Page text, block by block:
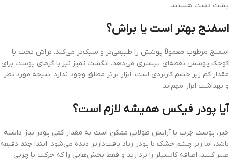
پشت دست هستند.
اسفنج بهتر است یا براش؟
اسفنج مرطوب معمولاً پوشش را طبیعی‌تر و سبک‌تر می‌کند. براش تخت یا
کوچک پوشش نقطه‌ای بیشتری می‌دهد. انگشت تمیز نیز با گرمای پوست برای
مقدار کم زیر چشم کاربردی است. ابزار برتر مطلق وجود ندارد؛ نتیجه مورد نظر
و بهداشت ابزار مهم‌اند.
آیا پودر فیکس همیشه لازم است؟
خیر. پوست چرب یا آرایش طولانی ممکن است به مقدار کمی پودر نیاز داشته
باشد، اما زیر چشم خشک با پودر زیاد بافت‌دارتر دیده می‌شود. ابتدا چند دقیقه
صبر کنید، اضافه کانسیلر را بردارید و فقط بخش‌هایی را که حرکت یا چربی